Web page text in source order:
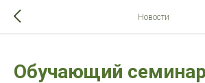
Новости
Обучающий